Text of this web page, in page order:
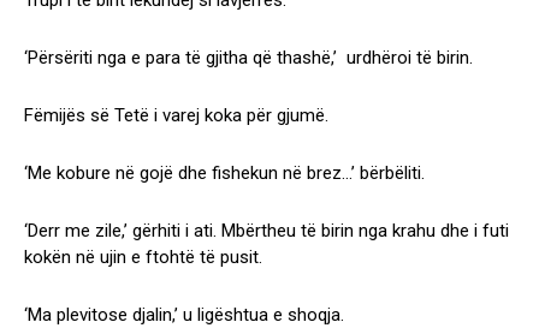
‘Përsëriti nga e para të gjitha që thashë,’ urdhëroi të birin.
Fëmijës së Tetë i varej koka për gjumë.
‘Me kobure në gojë dhe fishekun në brez…’ bërbëliti.
‘Derr me zile,’ gërhiti i ati. Mbërtheu të birin nga krahu dhe i futi
kokën në ujin e ftohtë të pusit.
‘Ma plevitose djalin,’ u ligështua e shoqja.